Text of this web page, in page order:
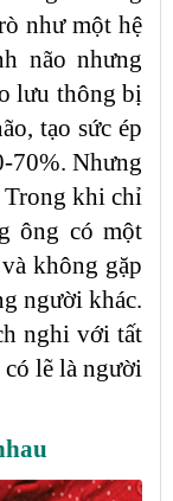
như một hệ
não nhưng
lưu thông bị
tạo sức ép
70%. Nhưng
Trong khi chỉ
ông có một
không gặp
người khác.
nghi với tất
có lẽ là người